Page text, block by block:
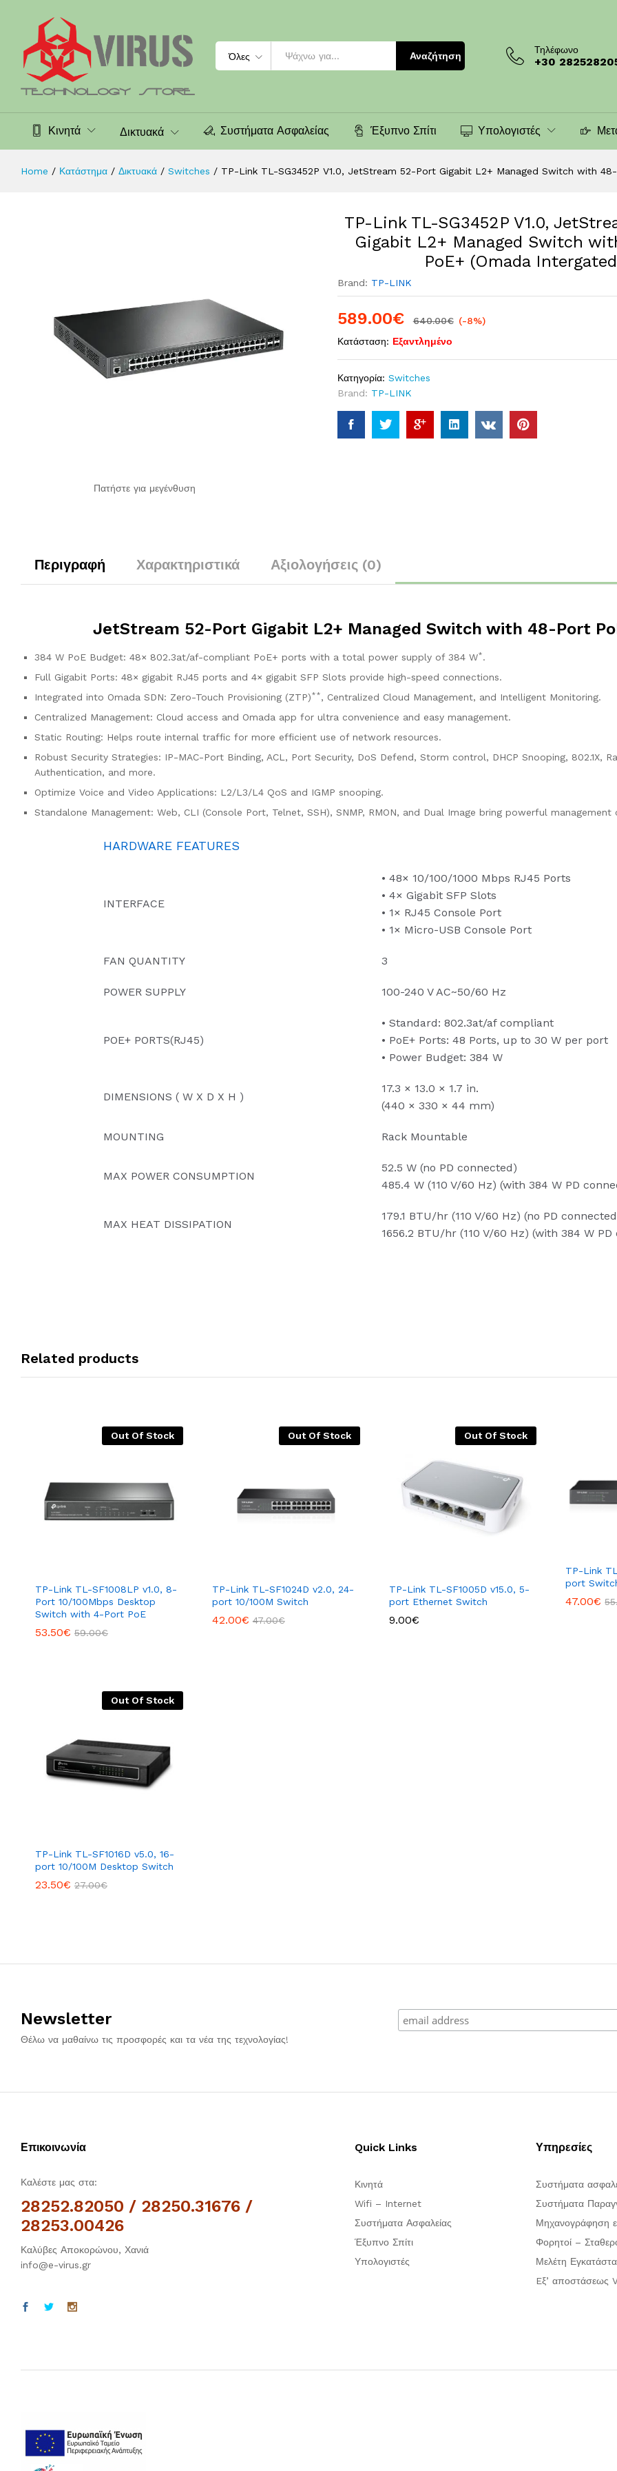
Όλες Αναζήτηση
Τηλέφωνο
+30
Κινητά Δικτυακά Συστήματα Ασφαλείας Έξυπνο Σπίτι Υπολογιστές
Home / Κατάστημα / Δικτυακά / Switches / TP-Link TL-SG3452P V1.0, JetStream 52-Port Gigabit L2+ Managed Switch with
Πατήστε για μεγένθυση
TP-Link TL-SG3452P V1.0,
Gigabit L2+ Managed Switch
PoE+ (Omada
Brand: TP-LINK
589.00€ 640.00€ (-8%)
Κατάσταση: Εξαντλημένο
Κατηγορία: Switches
Brand: TP-LINK
Περιγραφή Χαρακτηριστικά Αξιολογήσεις (0)
JetStream 52-Port Gigabit L2+ Managed Switch with 48-Port
384 W PoE Budget: 48× 802.3at/af-compliant PoE+ ports with a total power supply of 384 W*.
Full Gigabit Ports: 48× gigabit RJ45 ports and 4× gigabit SFP Slots provide high-speed connections.
Integrated into Omada SDN: Zero-Touch Provisioning (ZTP)**, Centralized Cloud Management, and Intelligent Monitoring.
Centralized Management: Cloud access and Omada app for ultra convenience and easy management.
Static Routing: Helps route internal traffic for more efficient use of network resources.
Robust Security Strategies: IP-MAC-Port Binding, ACL, Port Security, DoS Defend, Storm control, DHCP Snooping, 802.1X,
Authentication, and more.
Optimize Voice and Video Applications: L2/L3/L4 QoS and IGMP snooping.
Standalone Management: Web, CLI (Console Port, Telnet, SSH), SNMP, RMON, and Dual Image bring powerful management
HARDWARE FEATURES
INTERFACE
• 48× 10/100/1000 Mbps RJ45 Ports
• 4× Gigabit SFP Slots
• 1× RJ45 Console Port
• 1× Micro-USB Console Port
FAN QUANTITY 3
POWER SUPPLY 100-240 V AC~50/60 Hz
POE+ PORTS(RJ45)
• Standard: 802.3at/af compliant
• PoE+ Ports: 48 Ports, up to 30 W per port
• Power Budget: 384 W
DIMENSIONS ( W X D X H )
17.3 × 13.0 × 1.7 in.
(440 × 330 × 44 mm)
MOUNTING Rack Mountable
MAX POWER CONSUMPTION
52.5 W (no PD connected)
485.4 W (110 V/60 Hz) (with 384 W PD
MAX HEAT DISSIPATION
179.1 BTU/hr (110 V/60 Hz) (no PD
1656.2 BTU/hr (110 V/60 Hz) (with 384 W
Related products
Out Of Stock
TP-Link TL-SF1008LP v1.0, 8-
Port 10/100Mbps Desktop
Switch with 4-Port PoE
53.50€ 59.00€
Out Of Stock
TP-Link TL-SF1024D v2.0, ​24-
port 10/100M Switch
42.00€ 47.00€
Out Of Stock
TP-Link TL-SF1005D v15.0, 5-
port Ethernet Switch
9.00€
TP-Link
port
47.00€
Out Of Stock
TP-Link TL-SF1016D v5.0, 16-
port 10/100M Desktop Switch
23.50€ 27.00€
Newsletter
Θέλω να μαθαίνω τις προσφορές και τα νέα της τεχνολογίας!
Επικοινωνία
Καλέστε μας στα:
28252.82050 / 28250.31676 /
28253.00426
Καλύβες Αποκορώνου, Χανιά
info@e-virus.gr
Quick Links
Κινητά
Wifi – Internet
Συστήματα Ασφαλείας
Έξυπνο Σπίτι
Υπολογιστές
Υπηρεσίες
Συστήματα
Συστήματα
Μηχανογράφηση
Φορητοί –
Μελέτη
Eξ’ αποστάσεως
Περιγραφή